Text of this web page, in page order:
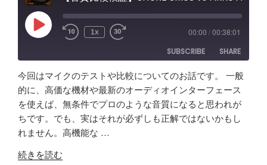
Play
Episode 1x 00:00 /00:38:01
SUBSCRIBE
SHARE
Amazon
Apple Podcasts
RSS
Spotify
RSS FEED
SHARE
LINK
EMBED
今回はマイクのテストや比較についてのお話です。 一般
的に、高価な機材や最新のオーディオインターフェース
を使えば、無条件でプロのような音質になると思われが
ちです。でも、実はそれが必ずしも正解ではないかもし
れません。高機能な …
"【音
続きを読む